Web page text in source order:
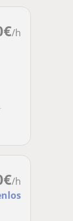
€/h
€/h